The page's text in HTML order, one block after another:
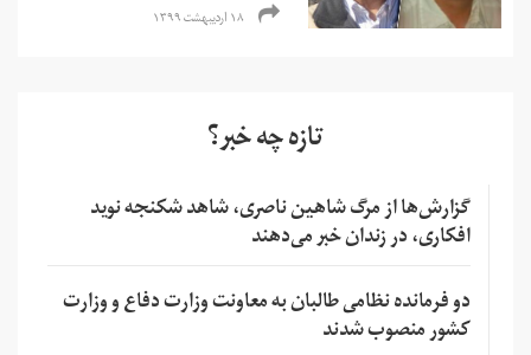
۱۸ اردیبهشت ۱۳۹۹
تازه چه خبر؟
گزارش‌ها از مرگ شاهین ناصری، شاهد شکنجه نوید
افکاری، در زندان خبر می‌دهند
دو فرمانده نظامی طالبان به معاونت وزارت دفاع و وزارت
کشور منصوب شدند